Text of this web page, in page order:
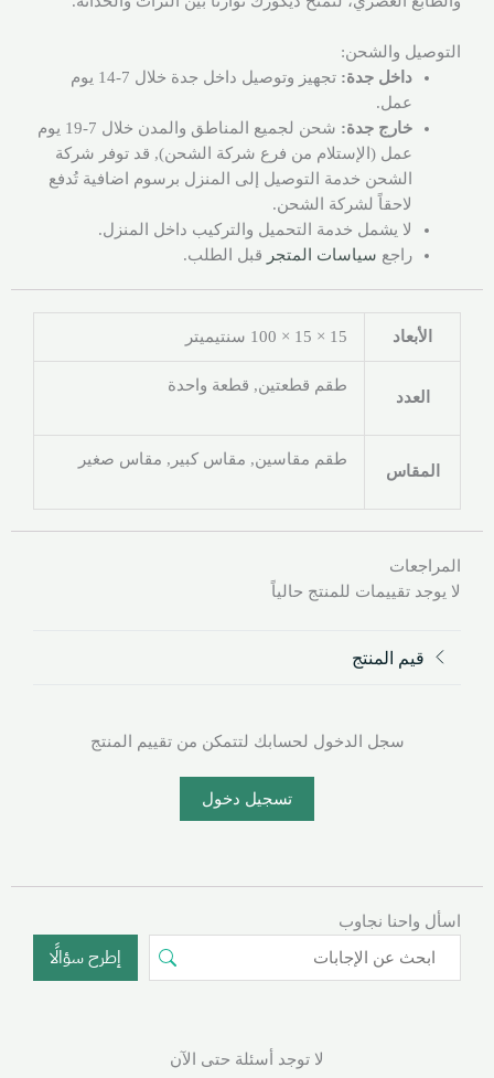
التوصيل والشحن:
داخل جدة:
تجهيز وتوصيل داخل جدة خلال 7-14 يوم
عمل.
خارج جدة:
شحن لجميع المناطق والمدن خلال 7-19 يوم
عمل (الإستلام من فرع شركة الشحن), قد توفر شركة
الشحن خدمة التوصيل إلى المنزل برسوم اضافية تُدفع
لاحقاً لشركة الشحن.
لا يشمل خدمة التحميل والتركيب داخل المنزل.
راجع سياسات المتجر قبل الطلب.
الأبعاد 15 × 15 × 100 سنتيميتر
العدد
طقم قطعتين, قطعة واحدة
المقاس
طقم مقاسين, مقاس كبير, مقاس صغير
المراجعات
لا يوجد تقييمات للمنتج حالياً
قيم المنتج
سجل الدخول لحسابك لتتمكن من تقييم المنتج
تسجيل دخول
اسأل واحنا نجاوب
إطرح سؤالًا
لا توجد أسئلة حتى الآن